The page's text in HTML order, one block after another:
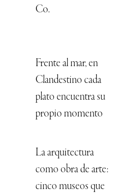
Co.
Frente al mar, en
Clandestino cada
plato encuentra su
propio momento
La arquitectura
como obra de arte:
cinco museos que